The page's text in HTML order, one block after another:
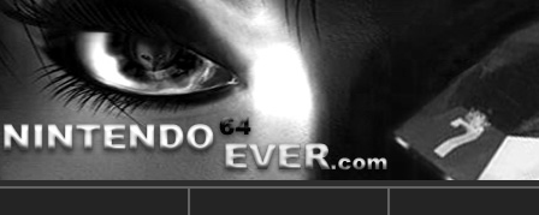
Warning: Undefined array key "HTTP_REFERER" in /
Warning: Undefined array key "HTTP_REFERER" in /